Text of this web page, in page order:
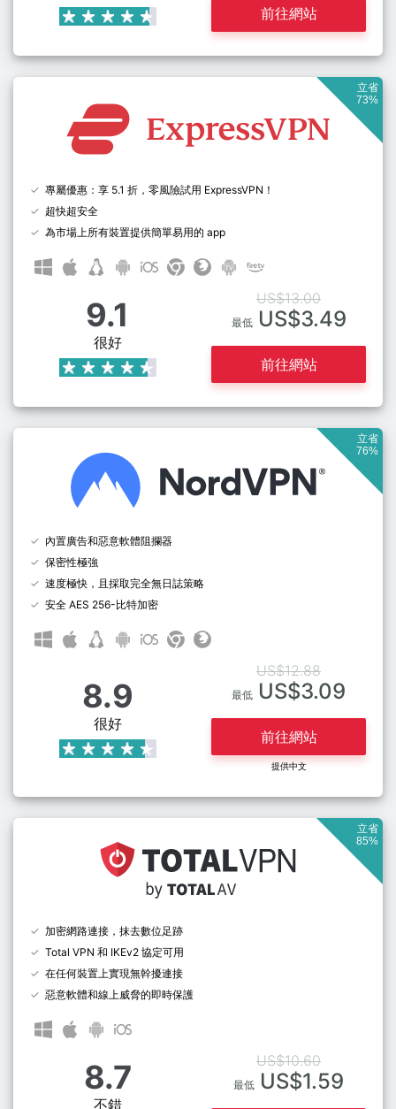
前往網站
立省
73%
專屬優惠：享 5.1 折，零風險試用 ExpressVPN！
超快超安全
為市場上所有裝置提供簡單易用的 app
9.1
很好
US$13.00
最低US$3.49
前往網站
立省
76%
內置廣告和惡意軟體阻攔器
保密性極強
速度極快，且採取完全無日誌策略
安全 AES 256-比特加密
8.9
很好
US$12.88
最低 US$3.09
前往網站
提供中文
立省
85%
加密網路連接，抹去數位足跡
Total VPN 和 IKEv2 協定可用
在任何裝置上實現無幹擾連接
惡意軟體和線上威脅的即時保護
8.7
不錯
US$10.60
最低 US$1.59